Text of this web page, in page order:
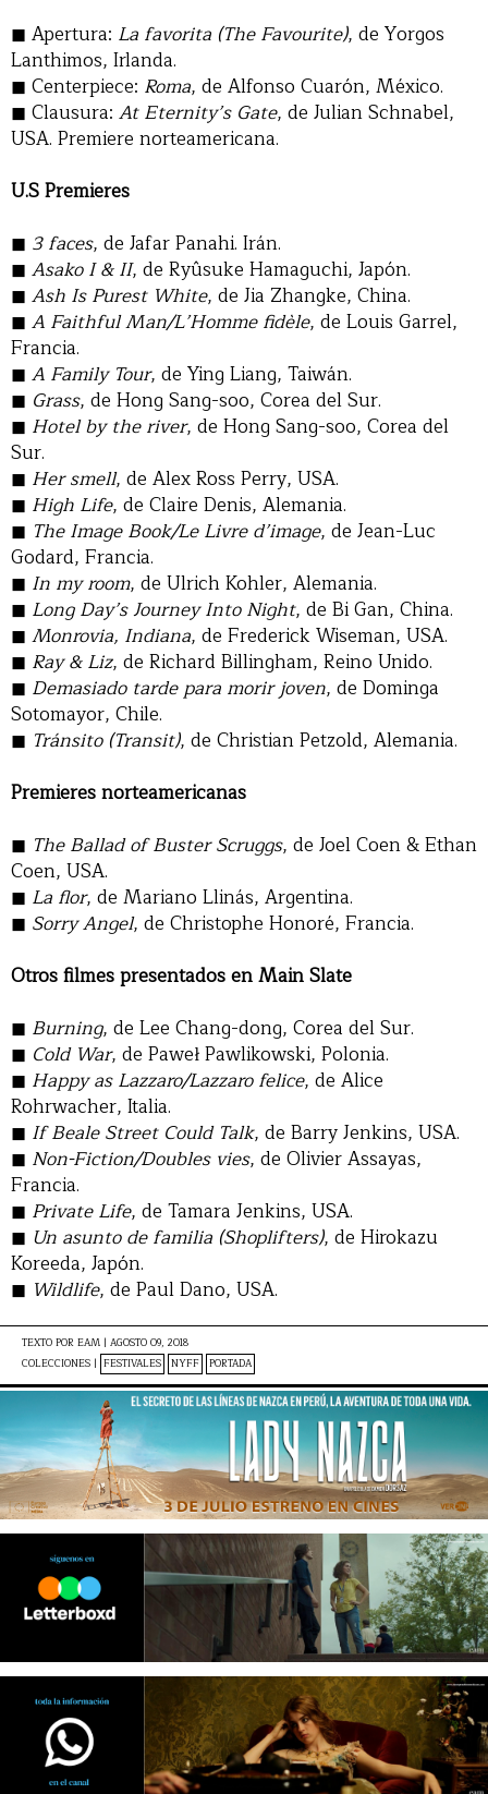
Apertura: La favorita (The Favourite), de Yorgos
Lanthimos, Irlanda.
Centerpiece: Roma, de Alfonso Cuarón, México.
Clausura: At Eternity’s Gate, de Julian Schnabel,
USA. Premiere norteamericana.
U.S Premieres
3 faces, de Jafar Panahi. Irán.
Asako I & II, de Ryûsuke Hamaguchi, Japón.
Ash Is Purest White, de Jia Zhangke, China.
A Faithful Man/L’Homme fidèle, de Louis Garrel,
Francia.
A Family Tour, de Ying Liang, Taiwán.
Grass, de Hong Sang-soo, Corea del Sur.
Hotel by the river, de Hong Sang-soo, Corea del
Sur.
Her smell, de Alex Ross Perry, USA.
High Life, de Claire Denis, Alemania.
The Image Book/Le Livre d’image, de Jean-Luc
Godard, Francia.
In my room, de Ulrich Kohler, Alemania.
Long Day’s Journey Into Night, de Bi Gan, China.
Monrovia, Indiana, de Frederick Wiseman, USA.
Ray & Liz, de Richard Billingham, Reino Unido.
Demasiado tarde para morir joven, de Dominga
Sotomayor, Chile.
Tránsito (Transit), de Christian Petzold, Alemania.
Premieres norteamericanas
The Ballad of Buster Scruggs, de Joel Coen & Ethan
Coen, USA.
La flor, de Mariano Llinás, Argentina.
Sorry Angel, de Christophe Honoré, Francia.
Otros filmes presentados en Main Slate
Burning, de Lee Chang-dong, Corea del Sur.
Cold War, de Paweł Pawlikowski, Polonia.
Happy as Lazzaro/Lazzaro felice, de Alice
Rohrwacher, Italia.
If Beale Street Could Talk, de Barry Jenkins, USA.
Non-Fiction/Doubles vies, de Olivier Assayas,
Francia.
Private Life, de Tamara Jenkins, USA.
Un asunto de familia (Shoplifters), de Hirokazu
Koreeda, Japón.
Wildlife, de Paul Dano, USA.
TEXTO POR EAM | AGOSTO 09, 2018
COLECCIONES | FESTIVALES NYFF PORTADA